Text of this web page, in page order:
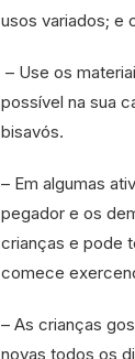
usos variados; e
– Use os
possível na sua
bisavós.
– Em algumas
pegador e os
crianças e pode
comece
– As crianças
novas todos os